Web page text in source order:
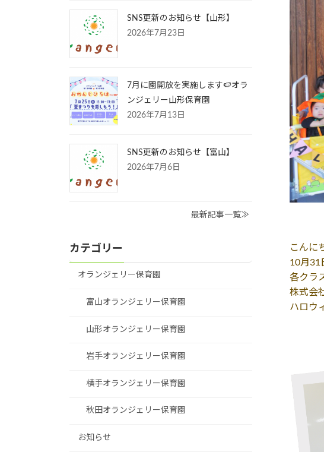
こんに
10月31
各クラ
株式会
ハロウ
SNS更新のお知らせ【山形】
2026年7月23日
7月に園開放を実施します🍉オラ
ンジェリー山形保育園
2026年7月13日
SNS更新のお知らせ【富山】
2026年7月6日
最新記事一覧≫
カテゴリー
オランジェリー保育園
富山オランジェリー保育園
山形オランジェリー保育園
岩手オランジェリー保育園
横手オランジェリー保育園
秋田オランジェリー保育園
お知らせ